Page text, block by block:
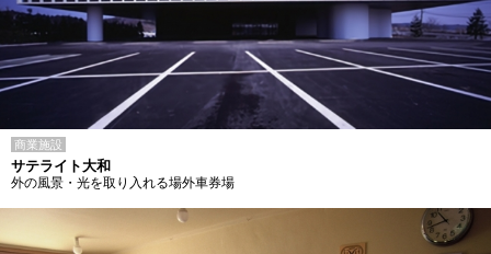
商業施設
サテライト大和
外の風景・光を取り入れる場外車券場